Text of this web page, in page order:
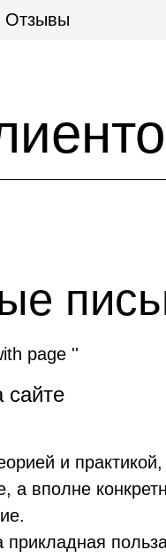
Отзывы
page ''
сайте
и
а вполне